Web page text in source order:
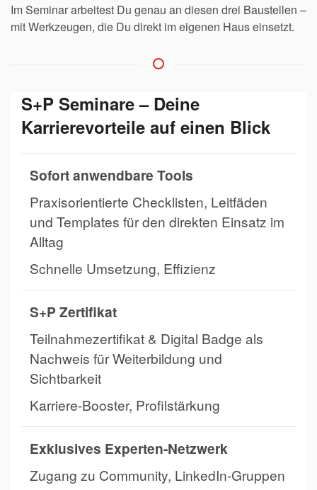
Im Seminar arbeitest Du genau an diesen drei Baustellen –
mit Werkzeugen, die Du direkt im eigenen Haus einsetzt.
S+P Seminare – Deine
Karrierevorteile auf einen Blick
Sofort anwendbare Tools
Praxisorientierte Checklisten, Leitfäden
und Templates für den direkten Einsatz im
Alltag
Schnelle Umsetzung, Effizienz
S+P Zertifikat
Teilnahmezertifikat & Digital Badge als
Nachweis für Weiterbildung und
Sichtbarkeit
Karriere-Booster, Profilstärkung
Exklusives Experten-Netzwerk
Zugang zu Community, LinkedIn-Gruppen